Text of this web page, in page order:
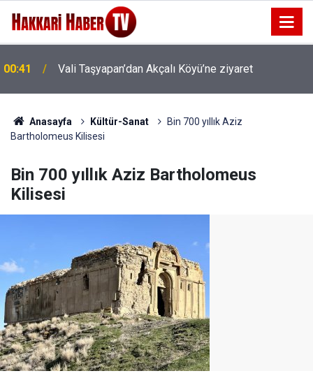
00:37 Vali Taşyapan Akbulut Köyü’nü ziyaret etti
Anasayfa Kültür-Sanat
Bin 700 yıllık Aziz
Bartholomeus Kilisesi
Bin 700 yıllık Aziz Bartholomeus
Kilisesi